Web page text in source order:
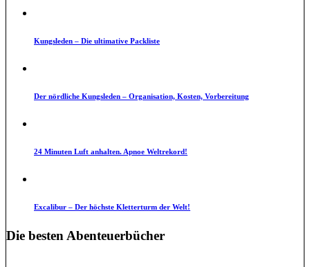
Kungsleden – Die ultimative Packliste
Der nördliche Kungsleden – Organisation, Kosten, Vorbereitung
24 Minuten Luft anhalten. Apnoe Weltrekord!
Excalibur – Der höchste Kletterturm der Welt!
Die besten Abenteuerbücher